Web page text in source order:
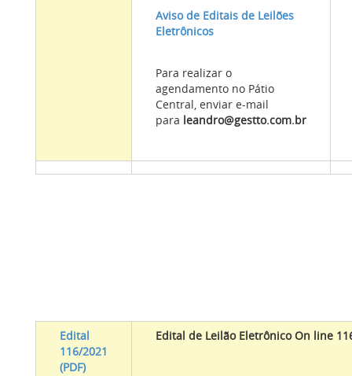
Aviso de Editais de Leilões
Eletrônicos
Para realizar o
agendamento no Pátio
Central, enviar e-mail
para leandro@gestto.com.br
Edital
116/2021
(PDF)
Edital de Leilão Eletrônico On line